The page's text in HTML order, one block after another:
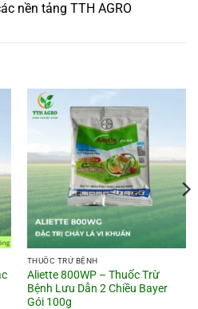
nền tảng TTH AGRO
THUỐC TRỪ BỆNH
Aliette 800WP – Thuốc Trừ
Bệnh Lưu Dẫn 2 Chiều Bayer
Gói 100g